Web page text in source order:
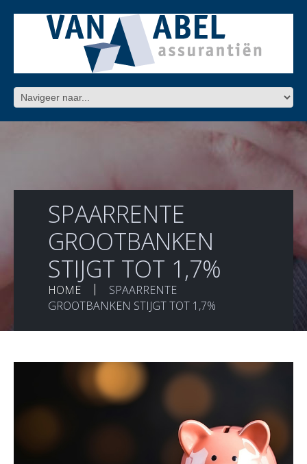
SPAARRENTE
GROOTBANKEN
STIJGT TOT 1,7%
HOME
SPAARRENTE
GROOTBANKEN STIJGT TOT 1,7%